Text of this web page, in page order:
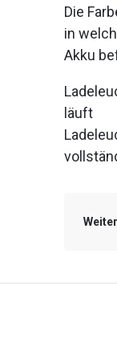
Die
in
Akku
läuft
Weiter